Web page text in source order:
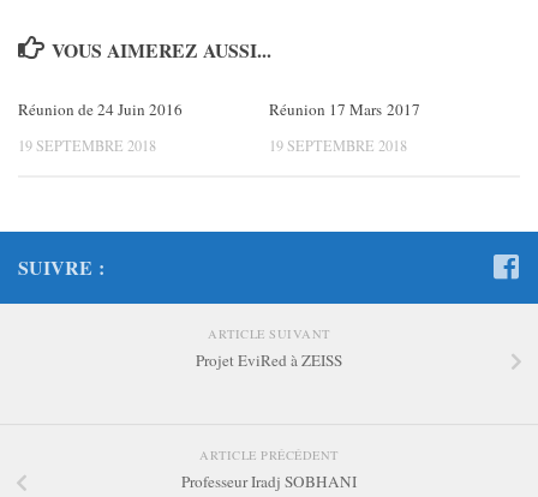
VOUS AIMEREZ AUSSI...
Réunion de 24 Juin 2016
19 SEPTEMBRE 2018
Réunion 17 Mars 2017
19 SEPTEMBRE 2018
SUIVRE :
ARTICLE SUIVANT
Projet EviRed à ZEISS
ARTICLE PRÉCÉDENT
Professeur Iradj SOBHANI